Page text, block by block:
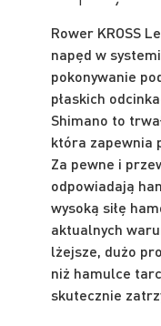
Rower KROSS
napęd w
pokonywanie
płaskich
Shimano to
która zapewnia
Za pewne i
odpowiadają
wysoką siłę
aktualnych
lżejsze, dużo
niż hamulce
skutecznie